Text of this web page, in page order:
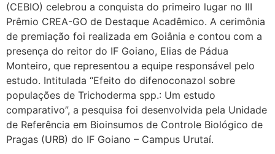
(CEBIO) celebrou a conquista do primeiro lugar no III
Prêmio CREA-GO de Destaque Acadêmico. A cerimônia
de premiação foi realizada em Goiânia e contou com a
presença do reitor do IF Goiano, Elias de Pádua
Monteiro, que representou a equipe responsável pelo
estudo. Intitulada “Efeito do difenoconazol sobre
populações de Trichoderma spp.: Um estudo
comparativo”, a pesquisa foi desenvolvida pela Unidade
de Referência em Bioinsumos de Controle Biológico de
Pragas (URB) do IF Goiano – Campus Urutaí.